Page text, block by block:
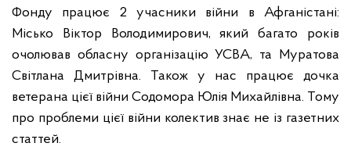
Фонду працює 2 учасники війни в Афганістані:
Місько Віктор Володимирович, який багато років
очолював обласну організацію УСВА, та Муратова
Світлана Дмитрівна. Також у нас працює дочка
ветерана цієї війни Содомора Юлія Михайлівна. Тому
про проблеми цієї війни колектив знає не із газетних
статтей.